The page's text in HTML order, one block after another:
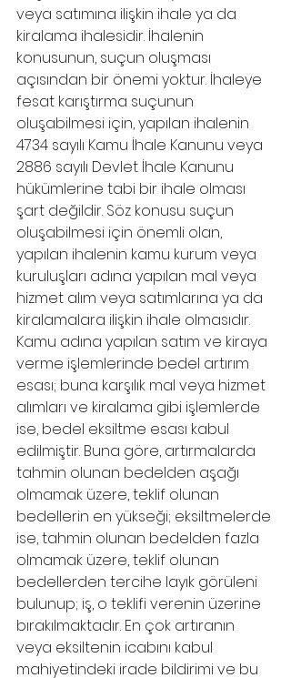
veya satımına ilişkin ihale ya da
kiralama ihalesidir. İhalenin
konusunun, suçun oluşması
açısından bir önemi yoktur. İhaleye
fesat karıştırma suçunun
oluşabilmesi için, yapılan ihalenin
4734 sayılı Kamu İhale Kanunu veya
2886 sayılı Devlet İhale Kanunu
hükümlerine tabi bir ihale olması
şart değildir. Söz konusu suçun
oluşabilmesi için önemli olan,
yapılan ihalenin kamu kurum veya
kuruluşları adına yapılan mal veya
hizmet alım veya satımlarına ya da
kiralamalara ilişkin ihale olmasıdır.
Kamu adına yapılan satım ve kiraya
verme işlemlerinde bedel artırım
esası; buna karşılık mal veya hizmet
alımları ve kiralama gibi işlemlerde
ise, bedel eksiltme esası kabul
edilmiştir. Buna göre, artırmalarda
tahmin olunan bedelden aşağı
olmamak üzere, teklif olunan
bedellerin en yükseği; eksiltmelerde
ise, tahmin olunan bedelden fazla
olmamak üzere, teklif olunan
bedellerden tercihe layık görüleni
bulunup; iş, o teklifi verenin üzerine
bırakılmaktadır. En çok artıranın
veya eksiltenin icabını kabul
mahiyetindeki irade bildirimi ve bu